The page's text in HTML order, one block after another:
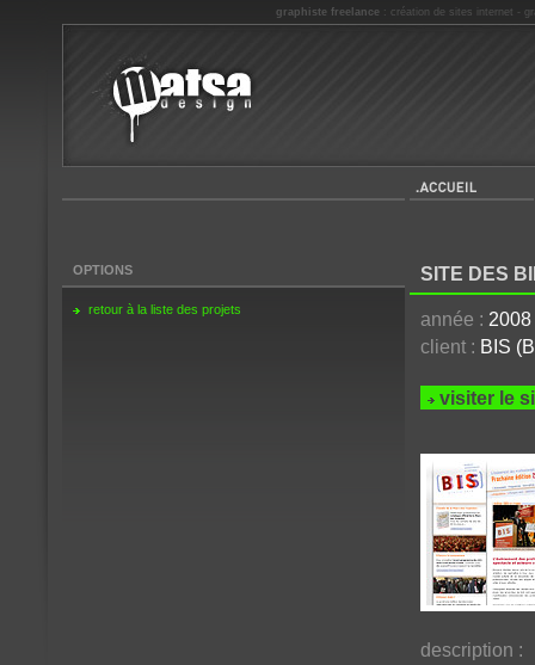
graphiste freelance : création de sites internet -
OPTIONS
retour à la liste des projets
SITE DES
année : 2008
client : BIS
visiter le
description :